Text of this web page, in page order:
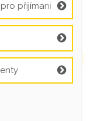
přijímaní